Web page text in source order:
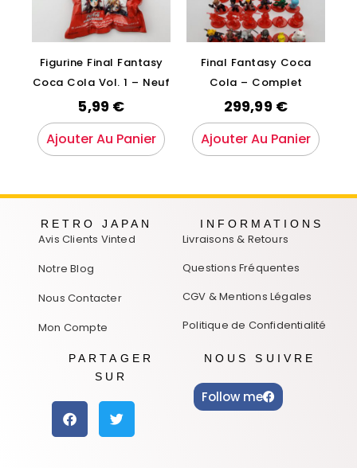
Figurine Final Fantasy
Coca Cola Vol. 1 – Neuf
5,99 €
Ajouter Au Panier
Final Fantasy Coca
Cola – Complet
299,99 €
Ajouter Au Panier
RETRO JAPAN
Avis Clients Vinted
Notre Blog
Nous Contacter
Mon Compte
INFORMATIONS
Livraisons & Retours
Questions Fréquentes
CGV & Mentions Légales
Politique de Confidentialité
PARTAGER
SUR
NOUS SUIVRE
Follow me